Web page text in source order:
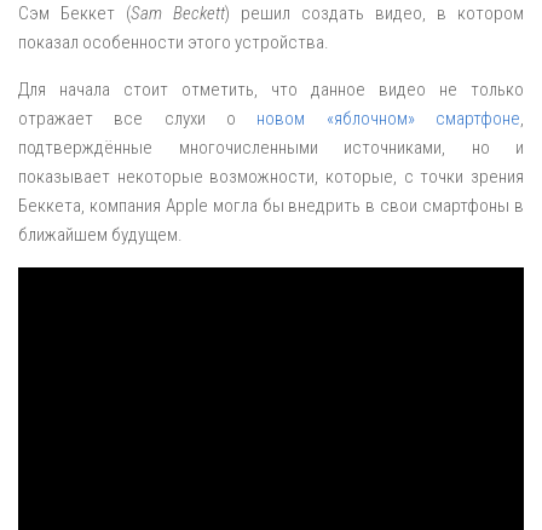
Сэм Беккет (Sam Beckett) решил создать видео, в котором
показал особенности этого устройства.
Для начала стоит отметить, что данное видео не только
отражает все слухи о новом «яблочном» смартфоне
подтверждённые многочисленными источниками, но и
показывает некоторые возможности, которые, с точки зрения
Беккета, компания Apple могла бы внедрить в свои смартфоны в
ближайшем будущем.